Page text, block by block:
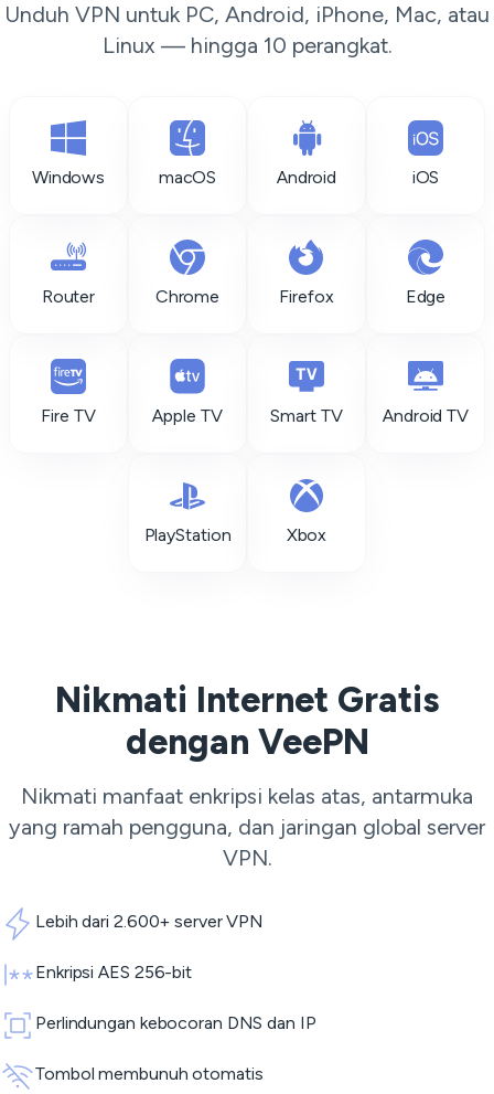
Unduh VPN untuk PC, Android, iPhone, Mac, atau
Linux — hingga 10 perangkat.
Windows macOS Android iOS
Router Chrome Firefox Edge
Fire TV Apple TV Smart TV Android TV
PlayStation Xbox
Nikmati Internet Gratis
dengan VeePN
Nikmati manfaat enkripsi kelas atas, antarmuka
yang ramah pengguna, dan jaringan global server
VPN.
Lebih dari 2.600+ server VPN
Enkripsi AES 256-bit
Perlindungan kebocoran DNS dan IP
Tombol membunuh otomatis